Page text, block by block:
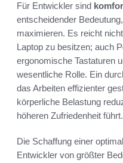
Für Entwickler sind
entscheidender
maximieren. Es reicht
Laptop zu besitzen; auch
ergonomische Tastaturen
wesentliche Rolle. Ein
das Arbeiten effizienter
körperliche Belastung
höheren Zufriedenheit führt.
Die Schaffung einer
Entwickler von größter